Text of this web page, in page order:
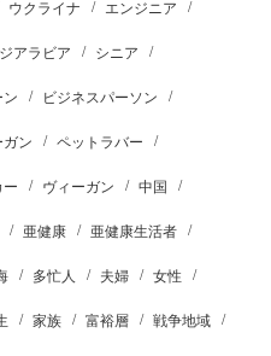
ウクライナ エンジニア
アラビア シニア
ン ビジネスパーソン
ン ペットラバー
ー ヴィーガン 中国
亜健康 亜健康生活者
多忙人 夫婦 女性
家族 富裕層 戦争地域